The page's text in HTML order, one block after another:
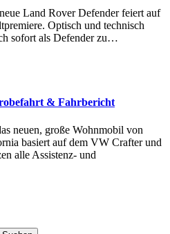
Land Rover Defender feiert auf
Optisch und technisch
sofort als Defender zu…
& Fahrbericht
neuen, große Wohnmobil von
basiert auf dem VW Crafter und
alle Assistenz- und